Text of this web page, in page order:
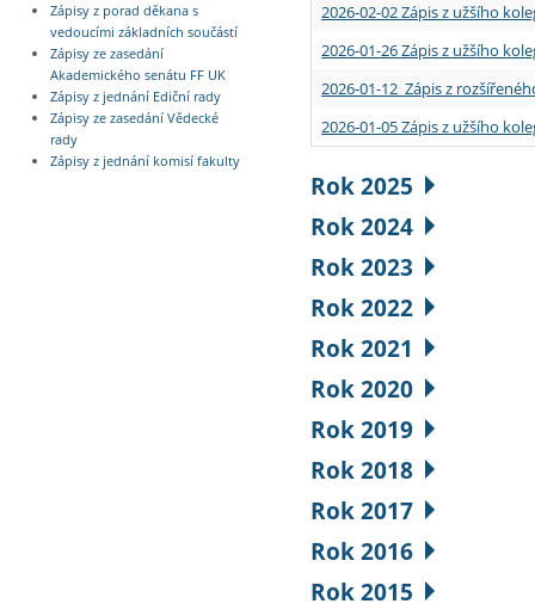
Zápisy z porad děkana s
vedoucími základních součástí
Zápisy ze zasedání
Akademického senátu FF UK
Zápisy z jednání Ediční rady
Zápisy ze zasedání Vědecké
rady
Zápisy z jednání komisí fakulty
2026-02-02 Zápis z užšího
2026-01-26 Zápis z užšího
2026-01-12 Zápis z
2026-01-05 Zápis z užšího
Rok 2025
Rok 2024
Rok 2023
Rok 2022
Rok 2021
Rok 2020
Rok 2019
Rok 2018
Rok 2017
Rok 2016
Rok 2015